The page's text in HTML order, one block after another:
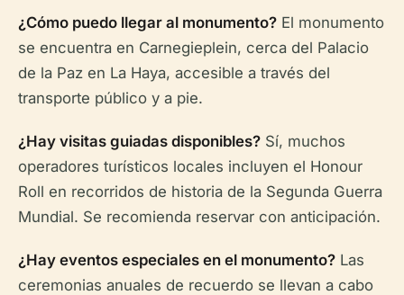
¿Cómo puedo llegar al monumento? El monumento
se encuentra en Carnegieplein, cerca del Palacio
de la Paz en La Haya, accesible a través del
transporte público y a pie.
¿Hay visitas guiadas disponibles? Sí, muchos
operadores turísticos locales incluyen el Honour
Roll en recorridos de historia de la Segunda Guerra
Mundial. Se recomienda reservar con anticipación.
¿Hay eventos especiales en el monumento? Las
ceremonias anuales de recuerdo se llevan a cabo